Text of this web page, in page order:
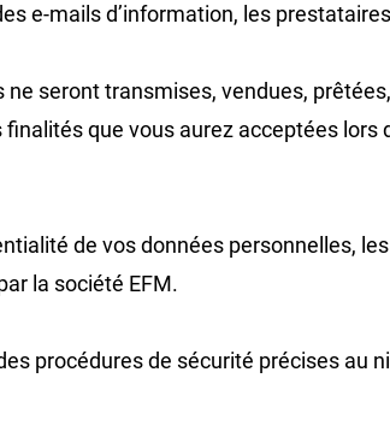
e-mails d’information, les
ne seront transmises, vendues,
finalités que vous aurez acceptées
de vos données personnelles,
la société EFM.
procédures de sécurité précises au